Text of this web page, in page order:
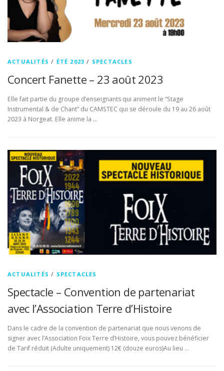
ACTUALITÉS / ÉTÉ 2023 / SPECTACLES
Concert Fanette – 23 août 2023
Elle fait partie du groupe d’enseignants qui animent le “Stage
Instrumental & de Chant” du CAMSTEC qui se déroule du 19 au 26 août
2023 à Norgeat. Elle anime la …
ACTUALITÉS / SPECTACLES
Spectacle – Convention de partenariat
avec l’Association Terre d’Histoire
Dans le cadre de la convention de partenariat que nous venons de
signer avec l’Association Foix Terre d’Histoire, vous pouvez bénéficier
de Tarif réduit (Adulte uniquement) 12€ (douze euros)Au lieu …